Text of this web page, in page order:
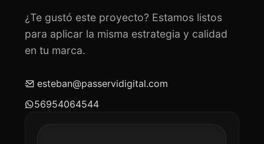
¿Te gustó este proyecto? Estamos listos
para aplicar la misma estrategia y calidad
en tu marca.
esteban@passervidigital.com
56954064544